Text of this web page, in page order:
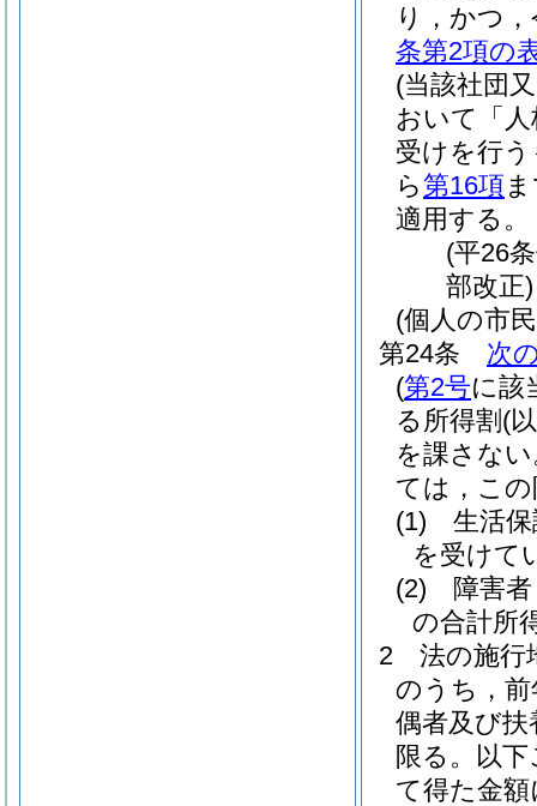
り，かつ
条第2項の
(当該社団
おいて「
受けを行
ら第16項
適用する。
(平26
部改正)
(個人の市
第24条
次
(第2号に該
る所得割 (
を課さな
ては，こ
(1)
生活
を受けて
(2)
障害
の合計所
2
法の施行
のうち，
偶者及び扶
限る。以
て得た金